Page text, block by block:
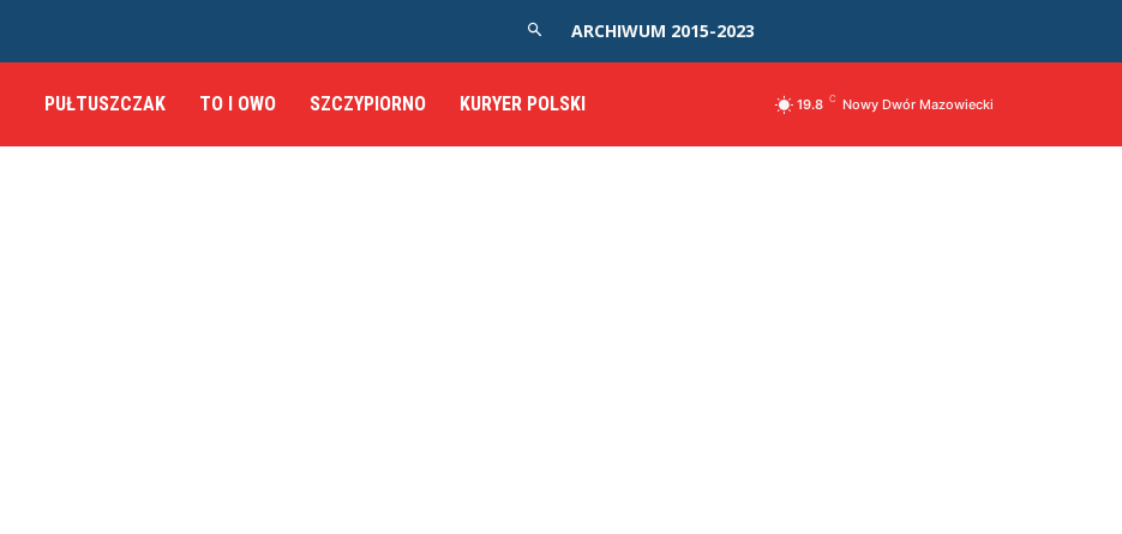
ARCHIWUM 2015-2023
PUŁTUSZCZAK TO I OWO SZCZYPIORNO KURYER POLSKI 19.8 C Nowy Dwór Mazowiecki